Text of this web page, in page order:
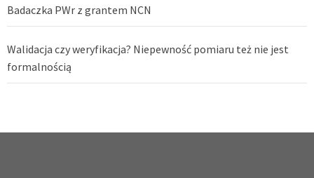
Badaczka PWr z grantem NCN
Walidacja czy weryfikacja? Niepewność pomiaru też nie jest
formalnością